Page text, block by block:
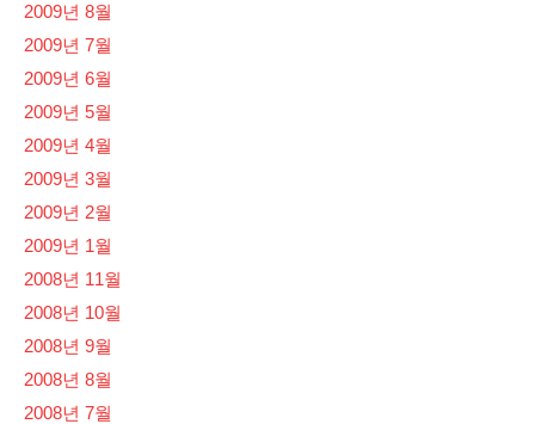
2009년 8월
2009년 7월
2009년 6월
2009년 5월
2009년 4월
2009년 3월
2009년 2월
2009년 1월
2008년 11월
2008년 10월
2008년 9월
2008년 8월
2008년 7월